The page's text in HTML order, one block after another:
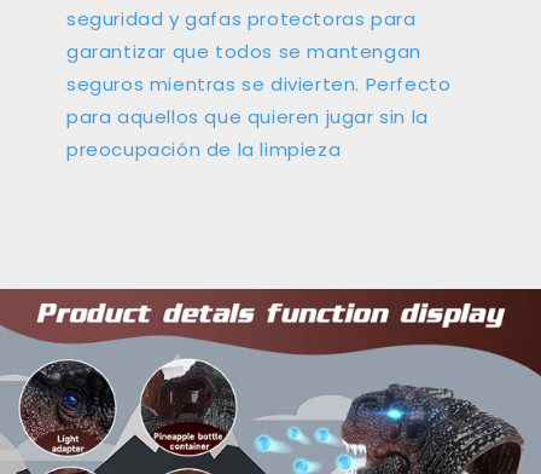
seguridad y gafas protectoras para
garantizar que todos se mantengan
seguros mientras se divierten. Perfecto
para aquellos que quieren jugar sin la
preocupación de la limpieza